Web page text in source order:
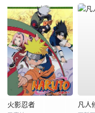
火影忍者 凡人